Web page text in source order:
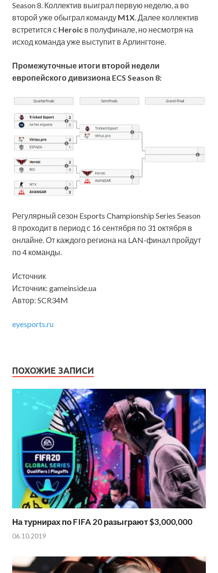
Season 8. Коллектив выиграл первую неделю, а во
второй уже обыграл команду M1X. Далее коллектив
встретится с Heroic в полуфинале, но несмотря на
исход команда уже выступит в Арлингтоне.
Промежуточные итоги второй недели
европейского дивизиона ECS Season 8:
Регулярный сезон Esports Championship Series Season
8 проходит в период с 16 сентября по 31 октября в
онлайне. От каждого региона на LAN-финал пройдут
по 4 команды.
Источник
Источник: gameinside.ua
Автор: SCR34M
eyesports.ru
ПОХОЖИЕ ЗАПИСИ
На турнирах по FIFA 20 разыграют $3,000,000
06.10.2019